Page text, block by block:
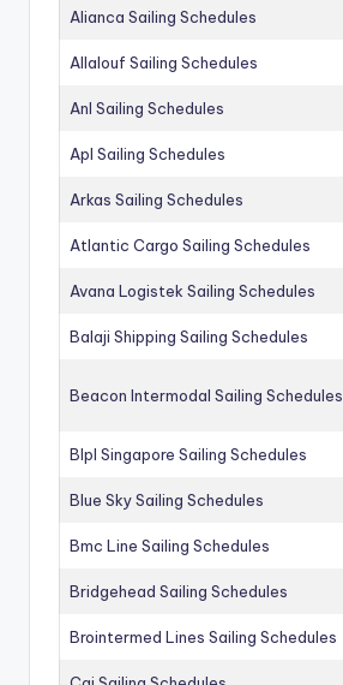
Alianca Sailing Schedules
Allalouf Sailing Schedules
Anl Sailing Schedules
Apl Sailing Schedules
Arkas Sailing Schedules
Atlantic Cargo Sailing Schedules
Avana Logistek Sailing Schedules
Balaji Shipping Sailing Schedules
Beacon Intermodal Sailing Schedules
Blpl Singapore Sailing Schedules
Blue Sky Sailing Schedules
Bmc Line Sailing Schedules
Bridgehead Sailing Schedules
Brointermed Lines Sailing Schedules